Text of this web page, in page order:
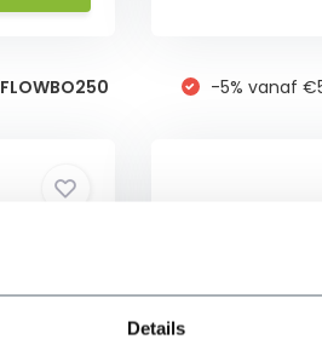
Details
FLOWBO250 -5% vanaf